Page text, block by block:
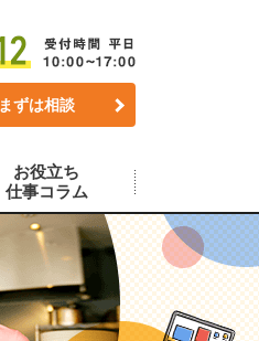
まずは相談
お役立ち
仕事コラム